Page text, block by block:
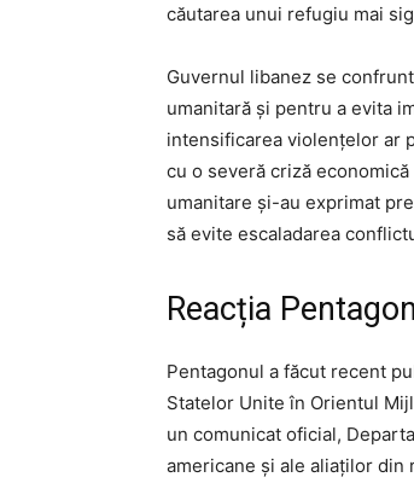
căutarea unui refugiu mai
Guvernul libanez se
umanitară și pentru a evita
intensificarea violențelor ar
cu o severă criză
umanitare și-au exprimat
să evite escaladarea
Reacția
Pentagonul a făcut recent
Statelor Unite în Orientul
un comunicat oficial,
americane și ale aliaților